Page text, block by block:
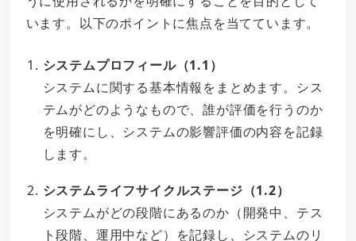
います。以下のポイントに焦点を当てています。
システムプロフィール（1.1）
システムに関する基本情報をまとめます。シス
テムがどのようなもので、誰が評価を行うのか
を明確にし、システムの影響評価の内容を記録
します。
システムライフサイクルステージ（1.2）
システムがどの段階にあるのか（開発中、テス
ト段階、運用中など）を記録し、システムのリ